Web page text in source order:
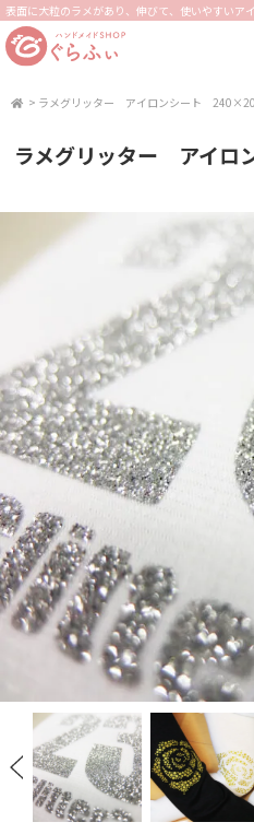
表面に大粒のラメがあり、伸びて、使いやすいア
> ラメグリッター アイロンシート
ラメグリッター アイ